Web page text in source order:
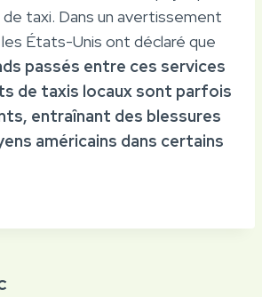
taxi. Dans un avertissement
États-Unis ont déclaré que
passés entre ces services
de taxis locaux sont parfois
entraînant des blessures
américains dans certains